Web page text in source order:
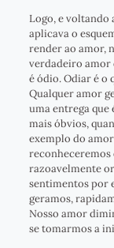
Logo, e voltando
aplicava o
render ao amor,
verdadeiro amor
é ódio. Odiar é o
Qualquer amor
uma entrega que
mais óbvios,
exemplo do
reconheceremos
razoavelmente
sentimentos por
geramos,
Nosso amor
se tomarmos a